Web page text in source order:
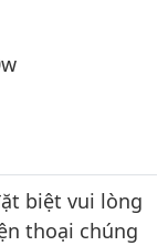
biệt vui lòng
thoại chúng